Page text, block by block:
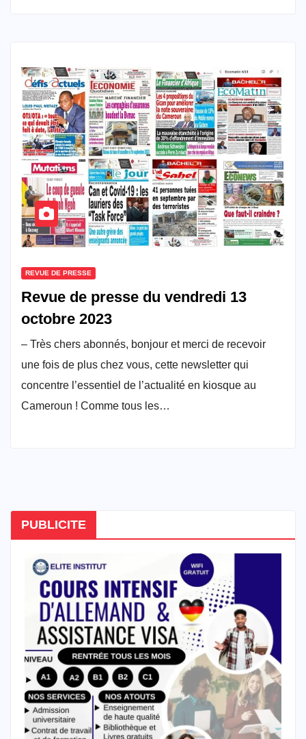
REVUE DE PRESSE
Revue de presse du vendredi 13
octobre 2023
– Très chers abonnés, bonjour et merci de recevoir
une fois de plus chez vous, cette newsletter qui
concentre l’essentiel de l’actualité en kiosque au
Cameroun ! Comme tous les…
PUBLICITE